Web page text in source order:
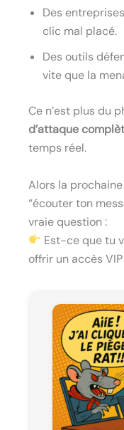
Des
clic mal placé.
Des outils
vite que la
Ce n’est plus du
d’attaque
temps réel.
Alors la
“écouter ton
vraie question :
Est-ce que tu
offrir un accès